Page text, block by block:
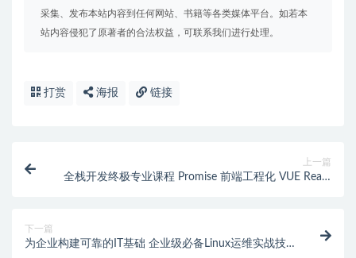
采集、发布本站内容到任何网站、书籍等各类媒体平台。如若本
站内容侵犯了原著者的合法权益，可联系我们进行处理。
打赏 海报 链接
上一篇
全栈开发终极专业课程 Promise 前端工程化 VUE React
下一篇
为企业构建可靠的IT基础 企业级必备Linux运维实战技